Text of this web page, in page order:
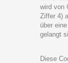
wird von
Ziffer 4)
über
gelangt
Diese